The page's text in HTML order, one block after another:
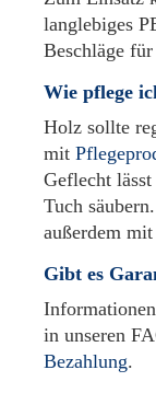
langlebiges
Beschläge
Wie pflege
Holz sollte
mit
Geflecht
Tuch
außerdem
Gibt es
in unseren
Bezahlung.